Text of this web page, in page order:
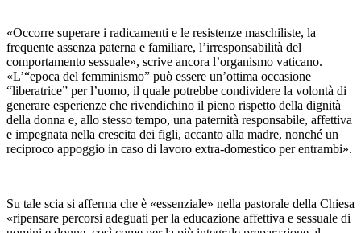
«Occorre superare i radicamenti e le resistenze maschiliste, la
frequente assenza paterna e familiare, l’irresponsabilità del
comportamento sessuale», scrive ancora l’organismo vaticano.
«L’“epoca del femminismo” può essere un’ottima occasione
“liberatrice” per l’uomo, il quale potrebbe condividere la volontà di
generare esperienze che rivendichino il pieno rispetto della dignità
della donna e, allo stesso tempo, una paternità responsabile, affettiva
e impegnata nella crescita dei figli, accanto alla madre, nonché un
reciproco appoggio in caso di lavoro extra-domestico per entrambi».
Su tale scia si afferma che è «essenziale» nella pastorale della Chiesa
«ripensare percorsi adeguati per la educazione affettiva e sessuale di